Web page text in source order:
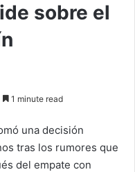
sobre el
1 minute read
una decisión
tras los rumores que
del empate con